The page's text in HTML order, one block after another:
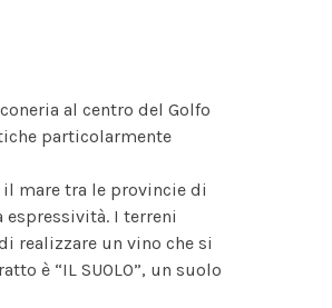
al centro del Golfo
particolarmente
mare tra le provincie di
I terreni
realizzare un vino che si
è “IL SUOLO”, un suolo